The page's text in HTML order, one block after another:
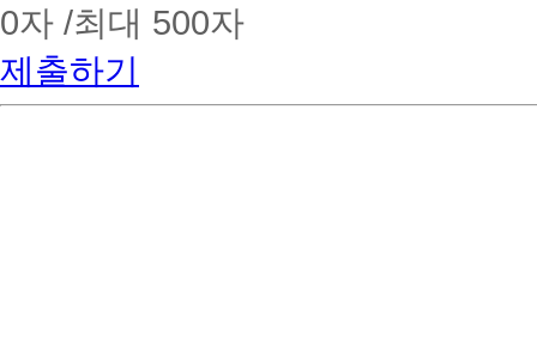
0자 /최대 500자
제출하기